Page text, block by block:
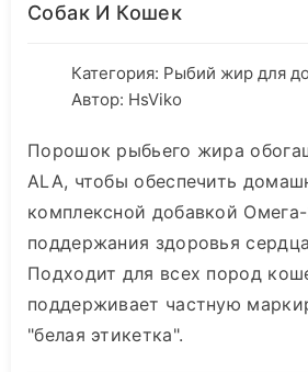
Собак И Кошек
Категория: Рыбий жир для
Автор: HsViko
Порошок рыбьего жира
ALA, чтобы обеспечить
комплексной добавкой
поддержания здоровья
Подходит для всех пород
поддерживает частную
"белая этикетка".